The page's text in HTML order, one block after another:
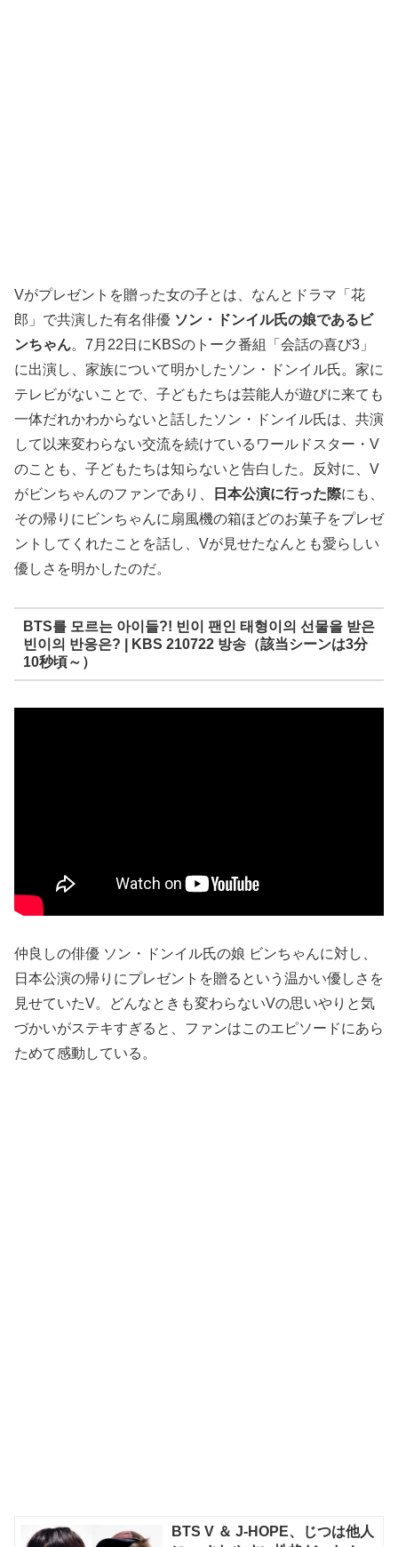
Vがプレゼントを贈った女の子とは、なんとドラマ「花
郎」で共演した有名俳優 ソン・ドンイル氏の娘であるビ
ンちゃん。7月22日にKBSのトーク番組「会話の喜び3」
に出演し、家族について明かしたソン・ドンイル氏。家に
テレビがないことで、子どもたちは芸能人が遊びに来ても
一体だれかわからないと話したソン・ドンイル氏は、共演
して以来変わらない交流を続けているワールドスター・V
のことも、子どもたちは知らないと告白した。反対に、V
がビンちゃんのファンであり、
日本公演に行った際にも、
その帰りにビンちゃんに扇風機の箱ほどのお菓子をプレゼ
ントしてくれたことを話し、Vが見せたなんとも愛らしい
優しさを明かしたのだ。
BTS를 모르는 아이들?! 빈이 팬인 태형이의 선물을 받은
빈이의 반응은? | KBS 210722 방송（該当シーンは3分
10秒頃～）
仲良しの俳優 ソン・ドンイル氏の娘 ビンちゃんに対し、
日本公演の帰りにプレゼントを贈るという温かい優しさを
見せていたV。どんなときも変わらないVの思いやりと気
づかいがステキすぎると、ファンはこのエピソードにあら
ためて感動している。
BTS V ＆ J-HOPE、じつは他人